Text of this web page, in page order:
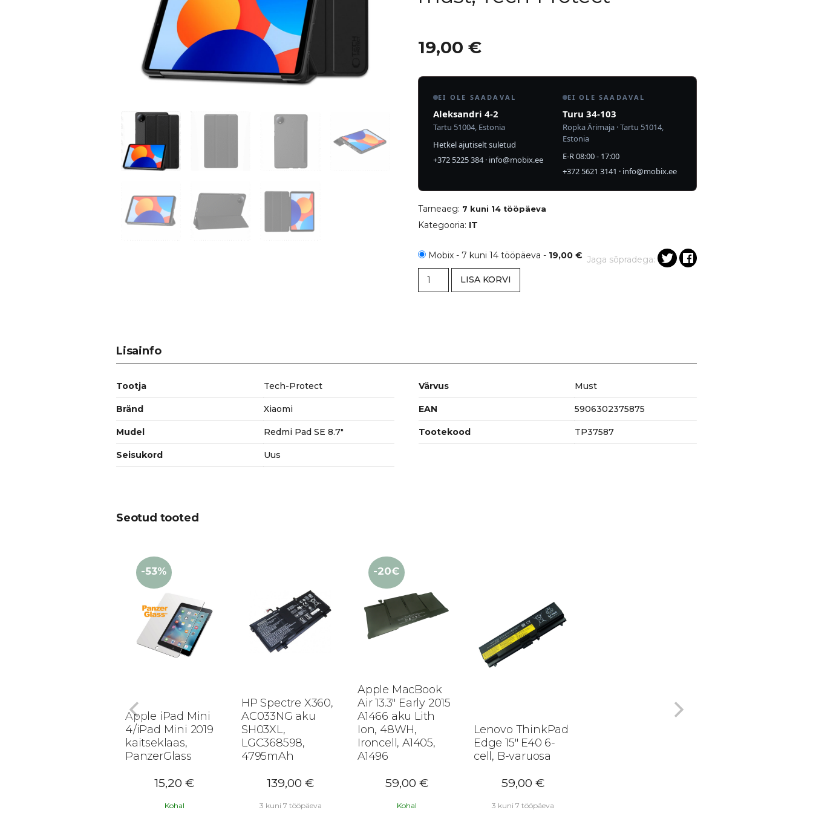
19,00€
EI OLE SAADAVAL
Aleksandri 4-2
Tartu 51004, Estonia
Hetkel ajutiselt suletud
+372 5225 384· info@mobix.ee
EI OLE SAADAVAL
Turu 34-103
Ropka Ärimaja · Tartu 51014,
Estonia
E-R 08:00 - 17:00
+372 5621 3141 · info@mobix.ee
Tarneaeg: 7 kuni 14 tööpäeva
Kategooria: IT
Mobix - 7 kuni 14 tööpäeva - 19,00€
must,
Tech-
kogus
LISA KORVI
Jaga sõpradega:
Lisainfo
Tootja Tech-Protect
Bränd Xiaomi
Mudel Redmi Pad SE 8.7"
Seisukord Uus
Värvus Must
EAN 5906302375875
Tootekood TP37587
Seotud tooted
Apple iPad Mini
4/iPad Mini 2019
kaitseklaas,
PanzerGlass
-53%
15,20 €
Kohal
HP Spectre X360,
AC033NG aku
SH03XL,
LGC368598,
4795mAh
139,00 €
3 kuni 7 tööpäeva
Apple MacBook
Air 13.3″ Early 2015
A1466 aku Lith
Ion, 48WH,
Ironcell, A1405,
A1496
-20€
59,00 €
Kohal
Lenovo ThinkPad
Edge 15″ E40 6-
cell, B-varuosa
59,00 €
3 kuni 7 tööpäeva